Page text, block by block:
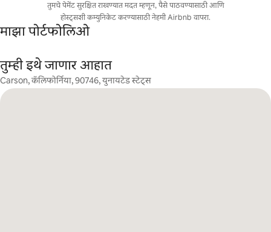
तुमचे पेमेंट सुरक्षित राखण्यात मदत म्हणून, पैसे पाठवण्यासाठी आणि
होस्ट्सशी कम्युनिकेट करण्यासाठी नेहमी Airbnb वापरा.
माझा पोर्टफोलिओ
तुम्ही इथे जाणार आहात
Carson, कॅलिफोर्निया, 90746, युनायटेड स्टेट्स